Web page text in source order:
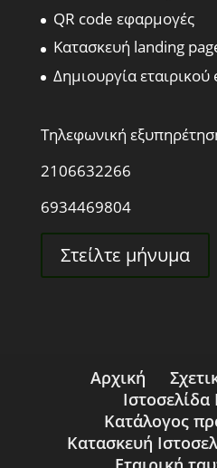
QR code εφαρμογές
Κατασκευή landing
Δημιουργία εταιρικού
Τηλεφωνική
2106632266
6934469804
Στείλτε μήνυμα
Αρχική
Ιστοσελίδα
Κατάλογος
Κατασκευή